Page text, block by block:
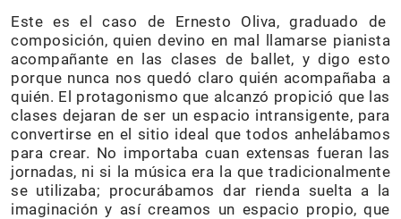
Este es el caso de Ernesto Oliva, graduado de
composición, quien devino en mal llamarse pianista
acompañante en las clases de ballet, y digo esto
porque nunca nos quedó claro quién acompañaba a
quién. El protagonismo que alcanzó propició que las
clases dejaran de ser un espacio intransigente, para
convertirse en el sitio ideal que todos anhelábamos
para crear. No importaba cuan extensas fueran las
jornadas, ni si la música era la que tradicionalmente
se utilizaba; procurábamos dar rienda suelta a la
imaginación y así creamos un espacio propio, que